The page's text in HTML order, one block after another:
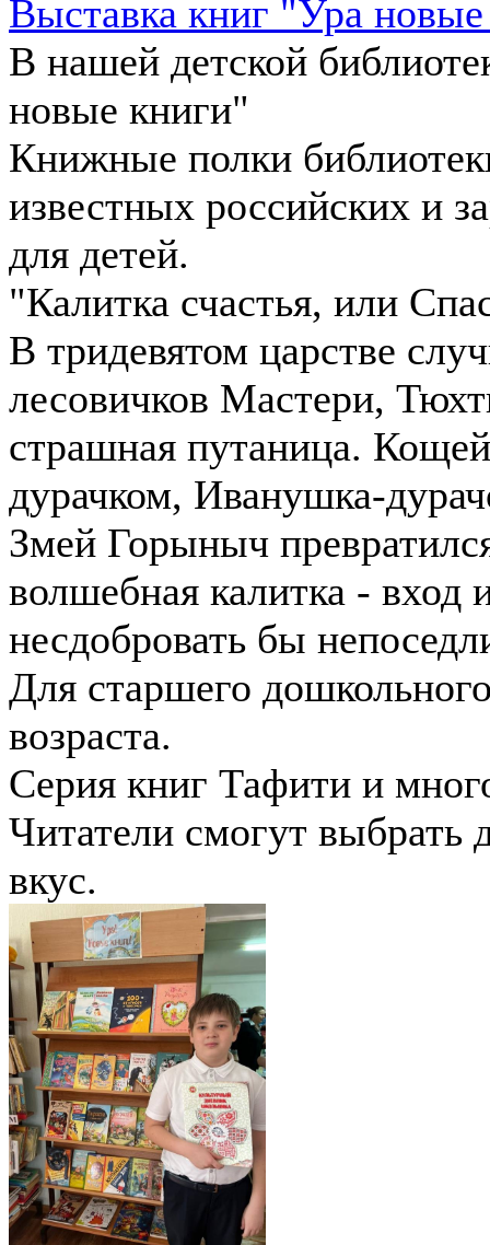
Выставка книг "Ура
В нашей детской
новые книги"
Книжные полки
известных российских и
для детей.
"Калитка счастья, или
В тридевятом царстве
лесовичков Мастери,
страшная путаница.
дурачком, Иванушка-
Змей Горыныч
волшебная калитка -
несдобровать бы
Для старшего
возраста.
Серия книг Тафити и
Читатели смогут выбрать
вкус.